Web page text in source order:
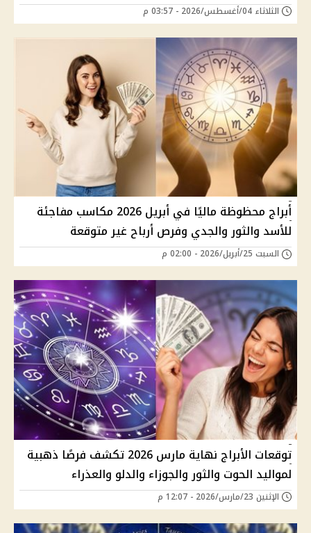
الثلاثاء 04/أغسطس/2026 - 03:57 م
أبراج محظوظة ماليًا في أبريل 2026 مكاسب مفاجئة
للأسد والثور والجدي وفرص أرباح غير متوقعة
السبت 25/أبريل/2026 - 02:00 م
توقعات الأبراج نهاية مارس 2026 تكشف فرصًا ذهبية
لمواليد الحوت والثور والجوزاء والدلو والعذراء
الإثنين 23/مارس/2026 - 12:07 م